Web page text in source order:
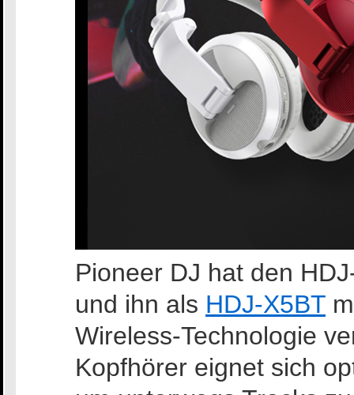
Pioneer DJ hat den
und ihn als HDJ-X5BT
Wireless-Technologie
Kopfhörer eignet sich